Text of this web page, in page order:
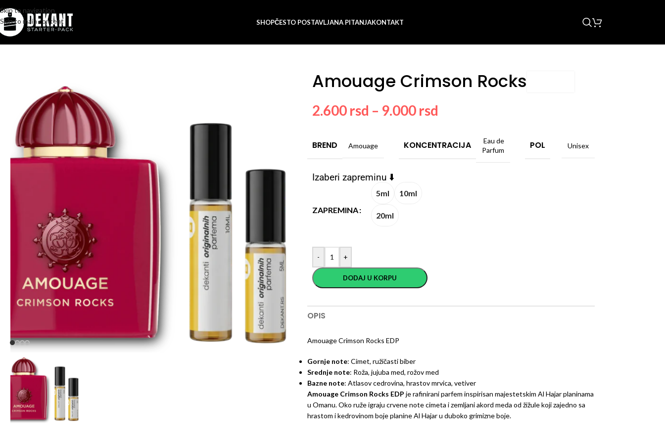
Skip to navigation
Skip to main content
SHOPČESTO POSTAVLJANA PITANJAKONTAKT
Amouage Crimson Rocks
2.600 rsd – 9.000 rsd
BREND Amouage KONCENTRACIJA
Eau de
Parfum
POL Unisex
Izaberi zapreminu ⬇️
ZAPREMINA
5ml 10ml
20ml
- +
DODAJ U KORPU
OPIS
Amouage Crimson Rocks EDP
Gornje note: Cimet, ružičasti biber
Srednje note: Roža, jujuba med, rožov med
Bazne note: Atlasov cedrovina, hrastov mrvica, vetiver
Amouage Crimson Rocks EDP je rafinirani parfem inspirisan majestetskim Al Hajar planinama
u Omanu. Oko ruže igraju crvene note cimeta i zemljani akord meda od žižule koji zajedno sa
hrastom i kedrovinom boje planine Al Hajar u duboko grimizne boje.